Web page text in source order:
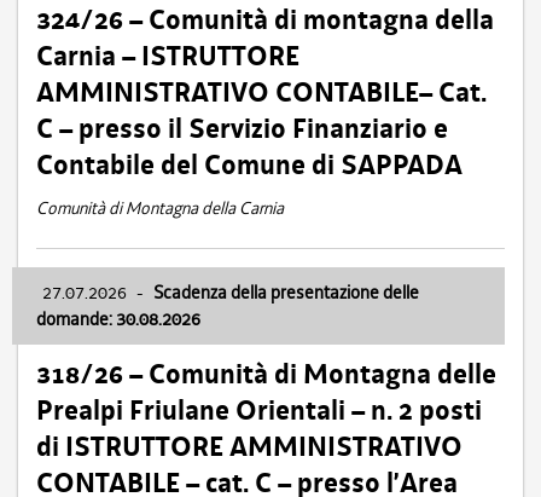
324/26 – Comunità di montagna della
Carnia – ISTRUTTORE
AMMINISTRATIVO CONTABILE– Cat.
C – presso il Servizio Finanziario e
Contabile del Comune di SAPPADA
Comunità di Montagna della Carnia
27.07.2026 - Scadenza della presentazione delle
domande: 30.08.2026
318/26 – Comunità di Montagna delle
Prealpi Friulane Orientali – n. 2 posti
di ISTRUTTORE AMMINISTRATIVO
CONTABILE – cat. C – presso l’Area